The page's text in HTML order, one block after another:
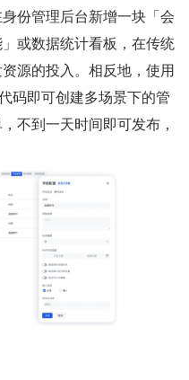
份管理后台新增一块「会
或数据统计看板，在传统
码即可创建多场景下的管
不到一天时间即可发布，